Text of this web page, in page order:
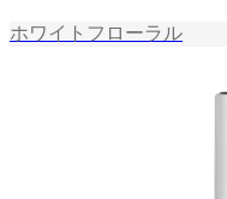
ホワイトフローラル